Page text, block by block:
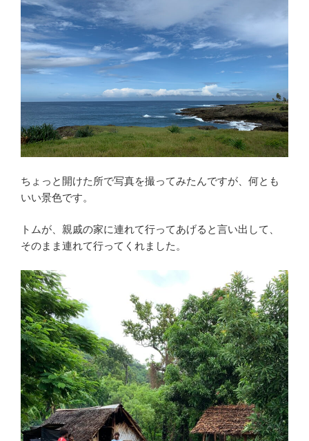
ちょっと開けた所で写真を撮ってみたんですが、何とも
いい景色です。
トムが、親戚の家に連れて行ってあげると言い出して、
そのまま連れて行ってくれました。